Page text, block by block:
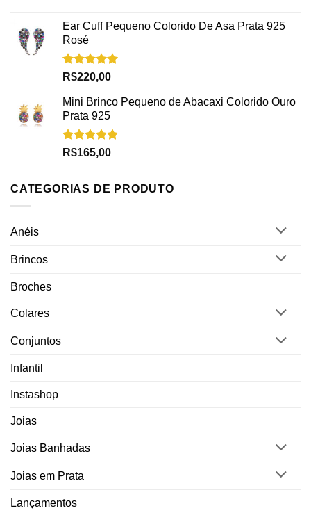
Ear Cuff Pequeno Colorido De Asa Prata 925
Rosé
Avaliação
R$220,00
Mini Brinco Pequeno de Abacaxi Colorido Ouro
Prata 925
Avaliação
R$165,00
CATEGORIAS DE PRODUTO
Anéis
Brincos
Broches
Colares
Conjuntos
Infantil
Instashop
Joias
Joias Banhadas
Joias em Prata
Lançamentos